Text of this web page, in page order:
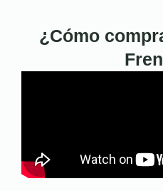
¿Cómo